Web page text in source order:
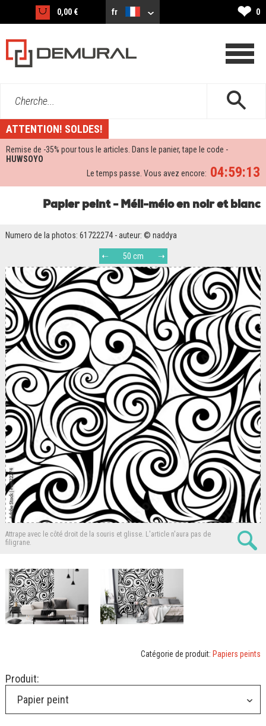
0,00 € fr ❤ 0
Cherche...
ATTENTION! SOLDES!
Remise de -35% pour tous le articles. Dans le panier, tape le code -
HUWSOYO
04:59:12
Le temps passe. Vous avez encore:
Papier peint - Méli-mélo en noir et blanc
Numero de la photos: 61722274 - auteur: © naddya
50 cm
Attrape avec le côté droit de la souris et glisse. L'article n'aura pas de
filigrane.
Catégorie de produit: Papiers peints
Produit:
Papier peint